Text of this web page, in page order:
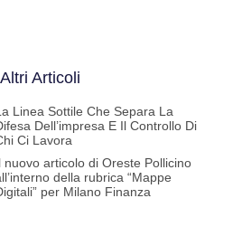
Altri Articoli
Linea Sottile Che Separa La
Dell’impresa E Il Controllo Di
Ci Lavora
nuovo articolo di Oreste Pollicino
della rubrica “Mappe
per Milano Finanza